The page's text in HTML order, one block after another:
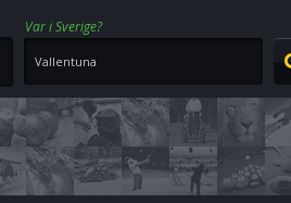
Var i Sverige?